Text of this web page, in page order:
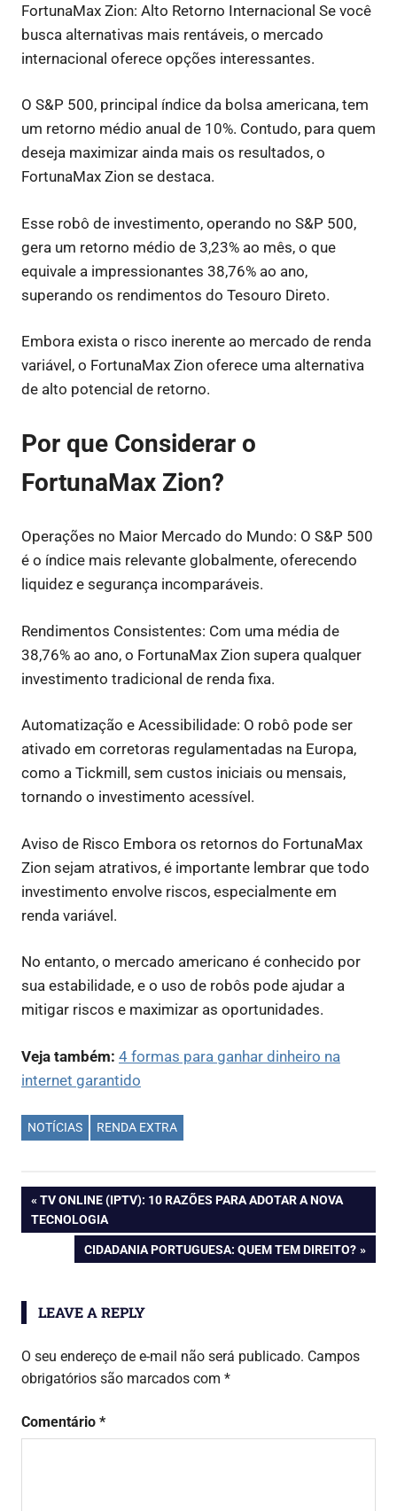
FortunaMax Zion: Alto Retorno Internacional Se você
busca alternativas mais rentáveis, o mercado
internacional oferece opções interessantes.
O S&P 500, principal índice da bolsa americana, tem
um retorno médio anual de 10%. Contudo, para quem
deseja maximizar ainda mais os resultados, o
FortunaMax Zion se destaca.
Esse robô de investimento, operando no S&P 500,
gera um retorno médio de 3,23% ao mês, o que
equivale a impressionantes 38,76% ao ano,
superando os rendimentos do Tesouro Direto.
Embora exista o risco inerente ao mercado de renda
variável, o FortunaMax Zion oferece uma alternativa
de alto potencial de retorno.
Por que Considerar o
FortunaMax Zion?
Operações no Maior Mercado do Mundo: O S&P 500
é o índice mais relevante globalmente, oferecendo
liquidez e segurança incomparáveis.
Rendimentos Consistentes: Com uma média de
38,76% ao ano, o FortunaMax Zion supera qualquer
investimento tradicional de renda fixa.
Automatização e Acessibilidade: O robô pode ser
ativado em corretoras regulamentadas na Europa,
como a Tickmill, sem custos iniciais ou mensais,
tornando o investimento acessível.
Aviso de Risco Embora os retornos do FortunaMax
Zion sejam atrativos, é importante lembrar que todo
investimento envolve riscos, especialmente em
renda variável.
No entanto, o mercado americano é conhecido por
sua estabilidade, e o uso de robôs pode ajudar a
mitigar riscos e maximizar as oportunidades.
Veja também: 4 formas para ganhar dinheiro na
internet garantido
NOTÍCIAS RENDA EXTRA
TV ONLINE (IPTV): 10 RAZÕES PARA ADOTAR A NOVA
TECNOLOGIA
CIDADANIA PORTUGUESA: QUEM TEM DIREITO?
LEAVE A REPLY
O seu endereço de e-mail não será publicado. Campos
obrigatórios são marcados com *
Comentário *